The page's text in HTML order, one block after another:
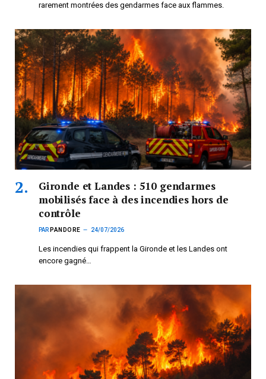
rarement montrées des gendarmes face aux flammes.
Gironde et Landes : 510 gendarmes
mobilisés face à des incendies hors de
contrôle
PAR PANDORE 24/07/2026
Les incendies qui frappent la Gironde et les Landes ont
encore gagné…